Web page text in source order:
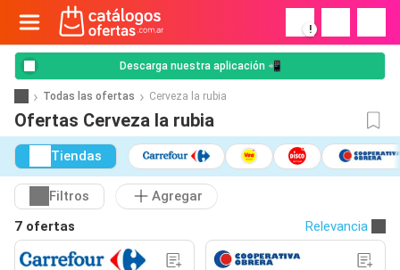
!
Descarga nuestra aplicación 📲
Todas las ofertas Cerveza la rubia
Ofertas Cerveza la rubia
Tiendas
Filtros
Agregar
7 ofertas
Relevancia